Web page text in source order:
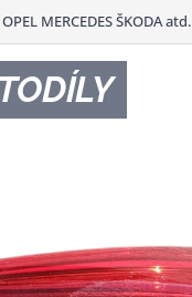
MERCEDES ŠKODA atd.